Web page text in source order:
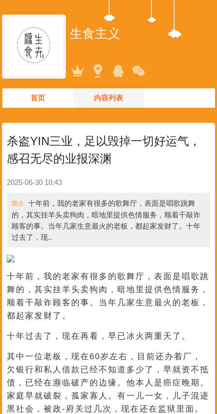
生食主义
首页 内容列表
杀盗YIN三业，足以毁掉一切好运气，
感召无尽的业报深渊
2025-06-30 10:43
简介 十年前，我的老家有很多的歌舞厅，表面是唱歌跳舞
的，其实挂羊头卖狗肉，暗地里提供色情服务，顺着干敲诈
顾客的事。当年几家生意最火的老板，都起家发财了。十年
过去了，现..
十年前，我的老家有很多的歌舞厅，表面是唱歌跳
舞的，其实挂羊头卖狗肉，暗地里提供色情服务，
顺着干敲诈顾客的事。当年几家生意最火的老板，
都起家发财了。
十年过去了，现在再看，早已冰火两重天了。
其中一位老板，现在60岁左右，目前还办着厂，
欠银行和私人借款已经不知道多少了，早就资不抵
债，已经在濒临破产的边缘。他本人是癌症晚期。
家庭早就破裂，孤家寡人。有一儿一女，儿子混迹
黑社会，被政-府关过几次，现在还在监狱里面。